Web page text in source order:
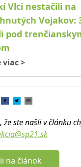
Vlci nestačili na
Vojakov:
pod
viac>
ste našli v článku
na článok